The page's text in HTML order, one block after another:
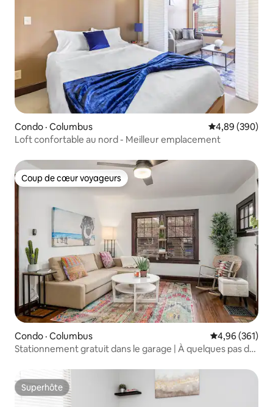
Condo · Columbus Note
4,89 (390)
Loft confortable au nord - Meilleur emplacement
Coup de cœur voyageurs
Coup de cœur voyageurs
Condo · Columbus Note
4,96 (361)
Stationnement gratuit dans le garage | À quelques pas de
Superhôte
Superhôte